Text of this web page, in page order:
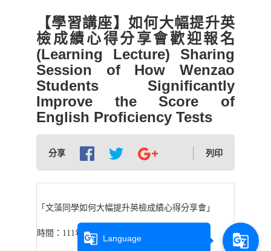
【學習講座】如何大幅提升英
檢成績心得分享會歡迎報名
(Learning Lecture) Sharing
Session of How Wenzao
Students Significantly
Improve the Score of
English Proficiency Tests
分享 列印
「文藻同學如何大幅提升英檢成績心得分享會」
時間： 111年 3月23日
g_translate
Language
g_translate